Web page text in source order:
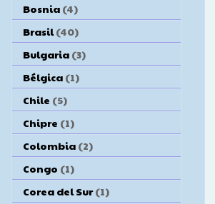
Bosnia (4)
Brasil (40)
Bulgaria (3)
Bélgica (1)
Chile (5)
Chipre (1)
Colombia (2)
Congo (1)
Corea del Sur (1)